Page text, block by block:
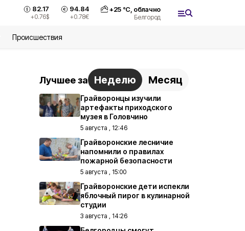
82.17
+0.76$
94.84
+0.78€
+25°С, облачно
Белгород
Происшествия
Лучшее за Неделю Месяц
Грайворонцы изучили
артефакты приходского
музея в Головчино
5 августа , 12:46
Грайворонские лесничие
напомнили о правилах
пожарной безопасности
5 августа , 15:00
Грайворонские дети испекли
яблочный пирог в кулинарной
студии
3 августа , 14:26